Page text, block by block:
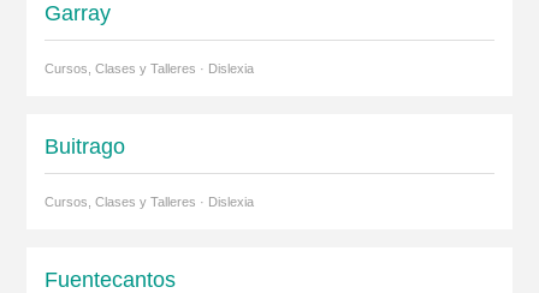
Garray
Cursos, Clases y Talleres · Dislexia
Buitrago
Cursos, Clases y Talleres · Dislexia
Fuentecantos